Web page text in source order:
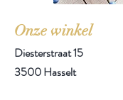
Onze winkel
Diesterstraat 15
3500 Hasselt